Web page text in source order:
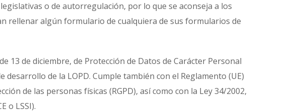
o de autorregulación, por lo que se aconseja a los
rellenar algún formulario de cualquiera de sus formularios de
13 de diciembre, de Protección de Datos de Carácter Personal
desarrollo de la LOPD. Cumple también con el Reglamento (UE)
de las personas físicas (RGPD), así como con la Ley 34/2002,
o LSSI).